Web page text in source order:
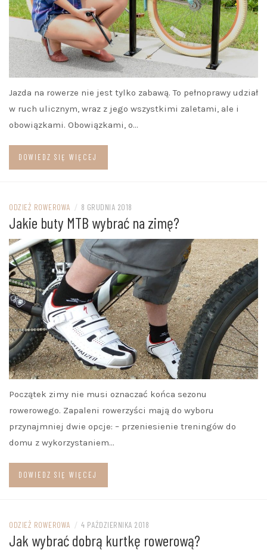
Jazda na rowerze nie jest tylko zabawą. To pełnoprawy udział
w ruch ulicznym, wraz z jego wszystkimi zaletami, ale i
obowiązkami. Obowiązkami, o…
DOWIEDZ SIĘ WIĘCEJ
ODZIEŻ ROWEROWA / 8 GRUDNIA 2018
Jakie buty MTB wybrać na zimę?
Początek zimy nie musi oznaczać końca sezonu
rowerowego. Zapaleni rowerzyści mają do wyboru
przynajmniej dwie opcje: – przeniesienie treningów do
domu z wykorzystaniem…
DOWIEDZ SIĘ WIĘCEJ
ODZIEŻ ROWEROWA / 4 PAŹDZIERNIKA 2018
Jak wybrać dobrą kurtkę rowerową?